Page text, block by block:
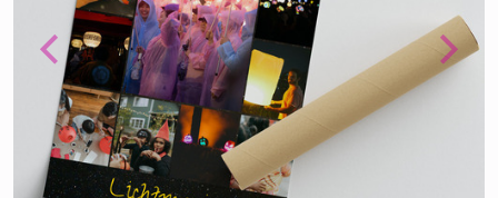
Previous Next